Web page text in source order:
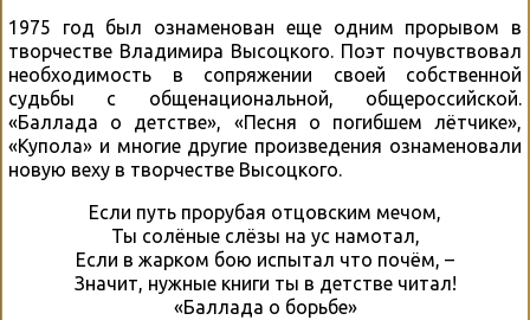
1975 год был ознаменован еще одним прорывом в
творчестве Владимира Высоцкого. Поэт почувствовал
необходимость в сопряжении своей собственной
судьбы с общенациональной, общероссийской.
«Баллада о детстве», «Песня о погибшем лётчике»,
«Купола» и многие другие произведения ознаменовали
новую веху в творчестве Высоцкого.
Если путь прорубая отцовским мечом,
Ты солёные слёзы на ус намотал,
Если в жарком бою испытал что почём, –
Значит, нужные книги ты в детстве читал!
«Баллада о борьбе»